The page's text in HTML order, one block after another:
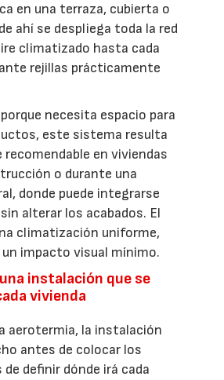
en una terraza, cubierta o
ahí se despliega toda la red
climatizado hasta cada
rejillas prácticamente
necesita espacio para
este sistema resulta
en viviendas
o durante una
donde puede integrarse
alterar los acabados. El
climatización uniforme,
impacto visual mínimo.
instalación que se
vivienda
aerotermia, la instalación
antes de colocar los
de definir dónde irá cada